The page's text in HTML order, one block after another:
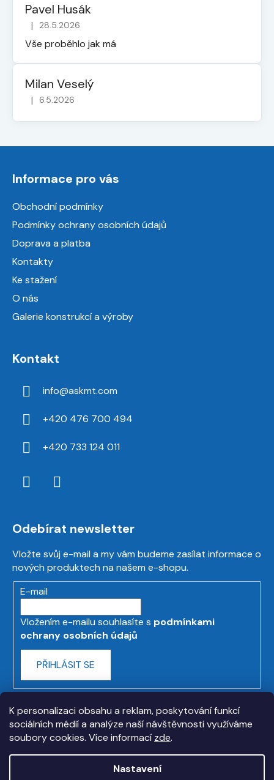
K personalizaci obsahu a reklam, poskytování funkcí
sociálních médií a analýze naší návštěvnosti využíváme
soubory cookies. Více informací zde.
Nastavení
Pavel Husák
Hodnocení obchodu je 5 z 5 hvězdiček.
| 28.5.2026
Vše proběhlo jak má
Milan Veselý
Hodnocení obchodu je 5 z 5 hvězdiček.
| 6.5.2026
Informace pro vás
Obchodní podmínky
Podmínky ochrany osobních údajů
Doprava a platba
Kontakty
Ke stažení
O nás
Galerie konstrukcí a výroby
Kontakt
info@askmt.com
+420 476 700 494
+420 733 124 011
Odebírat newsletter
Vložte svůj e-mail a my vám budeme zasílat informace o
nových produktech na našem e-shopu.
E-mail
Vložením e-mailu souhlasíte s podmínkami
ochrany osobních údajů
PŘIHLÁSIT SE